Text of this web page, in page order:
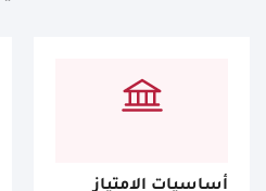
أساسيات الامتياز